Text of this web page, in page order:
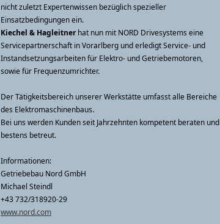
nicht zuletzt Expertenwissen bezüglich spezieller
Einsatzbedingungen ein.
Kiechel & Hagleitnerhat nun mit NORD Drivesystems eine
Servicepartnerschaft in Vorarlberg und erledigt Service- und
Instandsetzungsarbeiten für Elektro- und Getriebemotoren,
sowie für Frequenzumrichter.
Der Tätigkeitsbereich unserer Werkstätte umfasst alle Bereiche
des Elektromaschinenbaus.
Bei uns werden Kunden seit Jahrzehnten kompetent beraten und
bestens betreut.
Informationen:
Getriebebau Nord GmbH
Michael Steindl
+43 732/318920-29
www.nord.com